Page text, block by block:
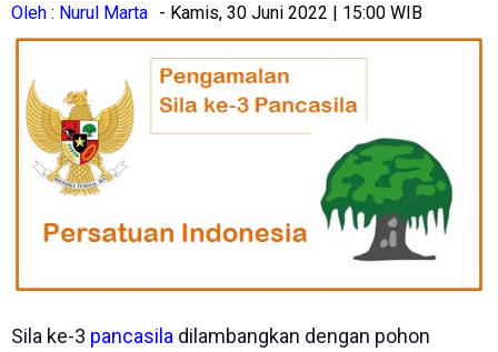
Oleh : Nurul Marta - Kamis, 30 Juni 2022 | 15:00 WIB
Sila ke-3 pancasila dilambangkan dengan pohon